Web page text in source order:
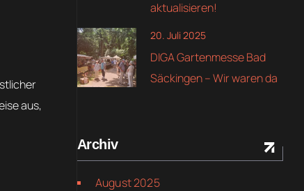
aus,
aktualisieren!
DIGA Gartenmesse Bad
Säckingen – Wir waren da
20. Juli 2025
Archiv
August 2025